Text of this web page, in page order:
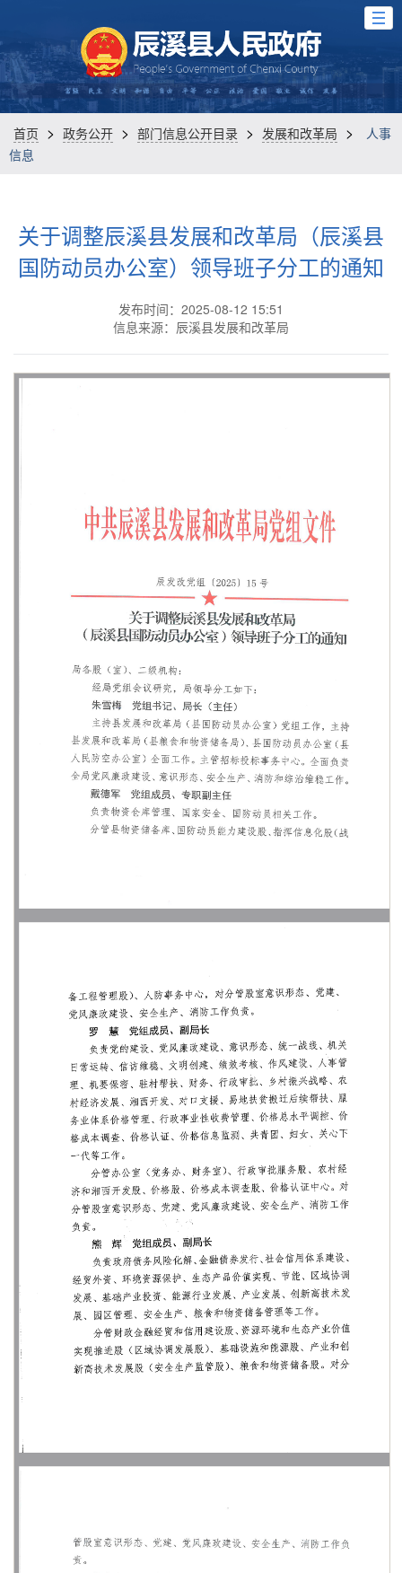
首页 > 政务公开 > 部门信息公开目录 > 发展和改革局 >
人事
信息
关于调整辰溪县发展和改革局（辰溪县
国防动员办公室）领导班子分工的通知
发布时间：2025-08-12 15:51
信息来源：辰溪县发展和改革局